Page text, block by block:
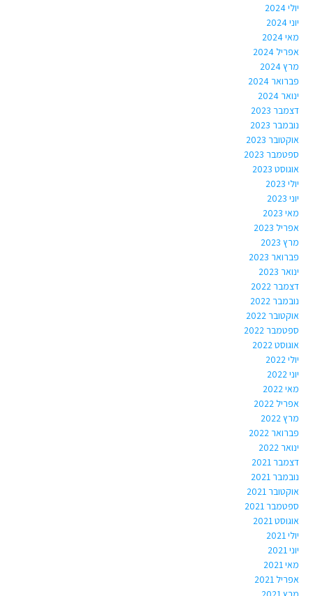
יולי 2024
יוני 2024
מאי 2024
אפריל 2024
מרץ 2024
פברואר 2024
ינואר 2024
דצמבר 2023
נובמבר 2023
אוקטובר 2023
ספטמבר 2023
אוגוסט 2023
יולי 2023
יוני 2023
מאי 2023
אפריל 2023
מרץ 2023
פברואר 2023
ינואר 2023
דצמבר 2022
נובמבר 2022
אוקטובר 2022
ספטמבר 2022
אוגוסט 2022
יולי 2022
יוני 2022
מאי 2022
אפריל 2022
מרץ 2022
פברואר 2022
ינואר 2022
דצמבר 2021
נובמבר 2021
אוקטובר 2021
ספטמבר 2021
אוגוסט 2021
יולי 2021
יוני 2021
מאי 2021
אפריל 2021